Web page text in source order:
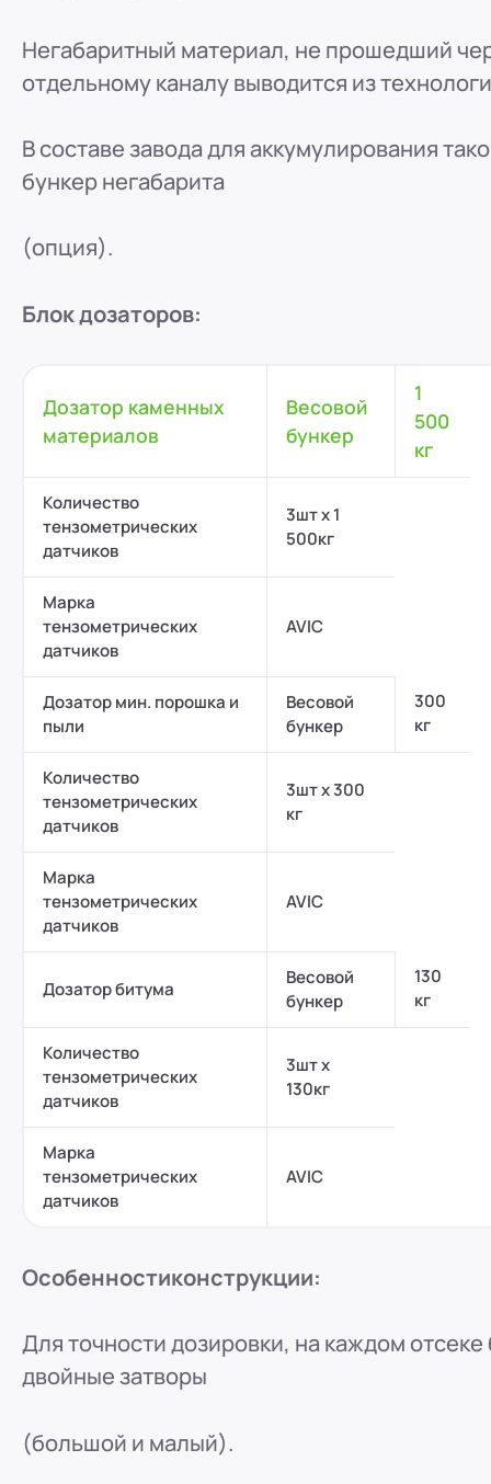
Негабаритный материал, не прошедший
отдельному каналу выводится из
В составе завода для аккумулирования
бункер негабарита
(опция).
Блокдозаторов:
Дозатор каменных
материалов
Весовой
бункер
1
500
кг
Количество
тензометрических
датчиков
3шт х 1
500кг
Марка
тензометрических
датчиков
AVIC
Дозатор мин. порошка и
пыли
Весовой
бункер
300
кг
Количество
тензометрических
датчиков
3шт х 300
кг
Марка
тензометрических
датчиков
AVIC
Дозатор битума
Весовой
бункер
130
кг
Количество
тензометрических
датчиков
3шт х
130кг
Марка
тензометрических
датчиков
AVIC
Особенностиконструкции:
Для точности дозировки, на каждом
двойные затворы
(большой и малый).